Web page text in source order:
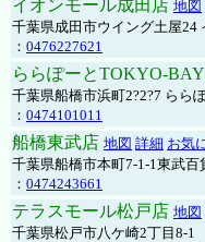
イオンモール成田店 地図
千葉県成田市ウイング土屋24
： 0476227621
ららぽーとTOKYO-
千葉県船橋市浜町2?2?7 らら
： 0474101011
船橋東武店 地図 詳細 お気
千葉県船橋市本町7-1-1東武
： 0474243661
テラスモール松戸店 地図
千葉県松戸市八ケ崎2丁目8-